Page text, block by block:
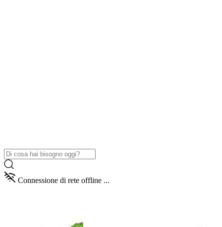
Connessione di rete offline ...